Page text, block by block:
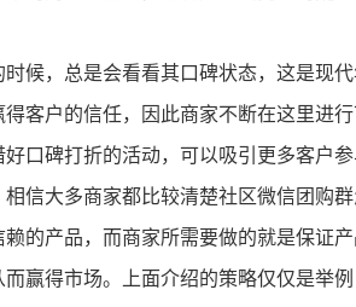
候，总是会看看其口碑状态，这是现
客户的信任，因此商家不断在这里进
口碑打折的活动，可以吸引更多客户参
相信大多商家都比较清楚社区微信团购
的产品，而商家所需要做的就是保证
赢得市场。上面介绍的策略仅仅是举